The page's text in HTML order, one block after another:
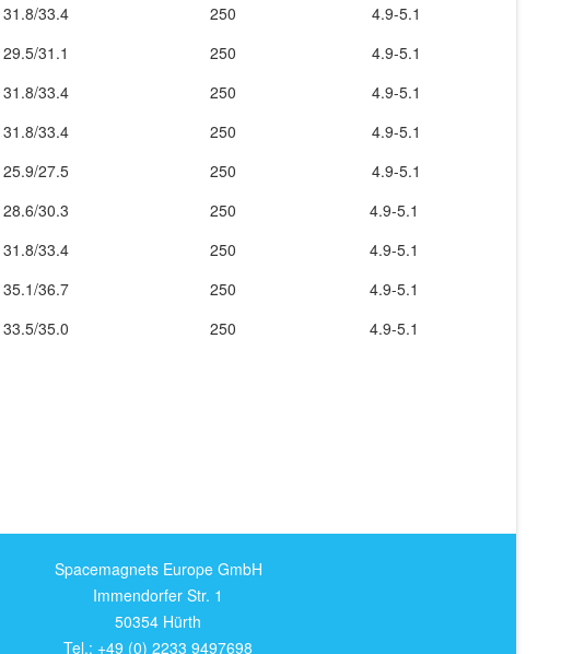
31.8/33.4 250
4.9-5.1
29.5/31.1 250
4.9-5.1
31.8/33.4 250
4.9-5.1
31.8/33.4 250
4.9-5.1
25.9/27.5 250
4.9-5.1
28.6/30.3 250
4.9-5.1
31.8/33.4 250
4.9-5.1
35.1/36.7 250
4.9-5.1
33.5/35.0 250 4.9-5.1
Spacemagnets Europe GmbH
Immendorfer Str. 1
50354 Hürth
Tel.: +49 (0) 2233 9497698